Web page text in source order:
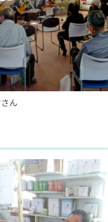
ん